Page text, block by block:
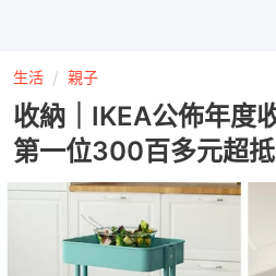
生活 親子
收納｜IKEA公佈年度
第一位300百多元超